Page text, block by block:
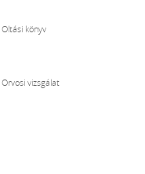
Oltási könyv
Orvosi vizsgálat